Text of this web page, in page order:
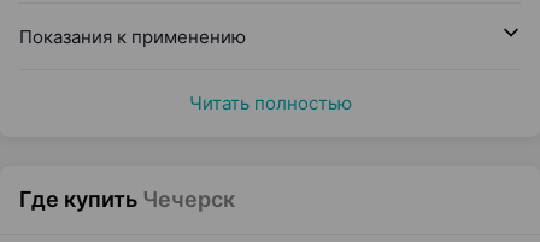
Показания к применению
Читать полностью
Где купить Чечерск